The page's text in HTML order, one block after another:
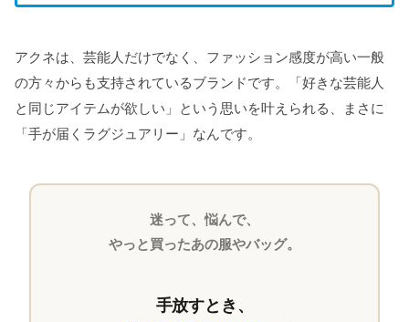
アクネは、芸能人だけでなく、ファッション感度が高い一般
の方々からも支持されているブランドです。「好きな芸能人
と同じアイテムが欲しい」という思いを叶えられる、まさに
「手が届くラグジュアリー」なんです。
迷って、悩んで、
やっと買ったあの服やバッグ。
手放すとき、